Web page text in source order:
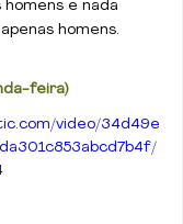
homens e nada
homens.
feira)
video/34d49e